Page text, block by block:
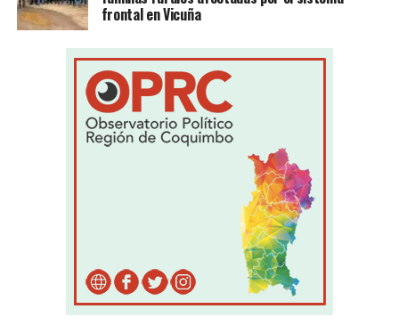
frontal en Vicuña